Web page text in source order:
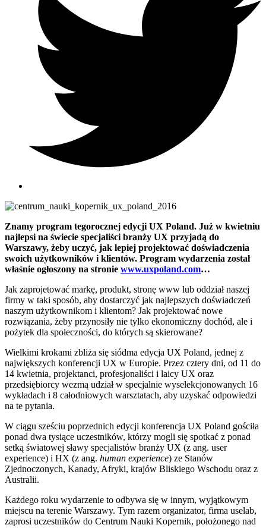
Znamy program tegorocznej edycji UX Poland. Już w kwietniu
najlepsi na świecie specjaliści branży UX przyjadą do
Warszawy, żeby uczyć, jak lepiej projektować doświadczenia
swoich użytkowników i klientów. Program wydarzenia został
właśnie ogłoszony na stronie www.uxpoland.com…
Jak zaprojetować markę, produkt, stronę www lub oddział naszej
firmy w taki sposób, aby dostarczyć jak najlepszych doświadczeń
naszym użytkownikom i klientom? Jak projektować nowe
rozwiązania, żeby przynosiły nie tylko ekonomiczny dochód, ale i
pożytek dla społeczności, do których są skierowane?
Wielkimi krokami zbliża się siódma edycja UX Poland, jednej z
największych konferencji UX w Europie. Przez cztery dni, od 11 do
14 kwietnia, projektanci, profesjonaliści i laicy UX oraz
przedsiębiorcy wezmą udział w specjalnie wyselekcjonowanych 16
wykładach i 8 całodniowych warsztatach, aby uzyskać odpowiedzi
na te pytania.
W ciągu sześciu poprzednich edycji konferencja UX Poland gościła
ponad dwa tysiące uczestników, którzy mogli się spotkać z ponad
setką światowej sławy specjalistów branży UX (z ang. user
experience) i HX (z ang. human experience) ze Stanów
Zjednoczonych, Kanady, Afryki, krajów Bliskiego Wschodu oraz z
Australii.
Każdego roku wydarzenie to odbywa się w innym, wyjątkowym
miejscu na terenie Warszawy. Tym razem organizator, firma uselab,
zaprosi uczestników do Centrum Nauki Kopernik, położonego nad